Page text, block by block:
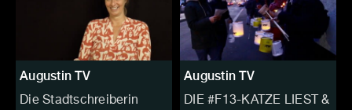
Augustin TV
Die Stadtschreiberin
Augustin TV
DIE #F13-KATZE LIEST &